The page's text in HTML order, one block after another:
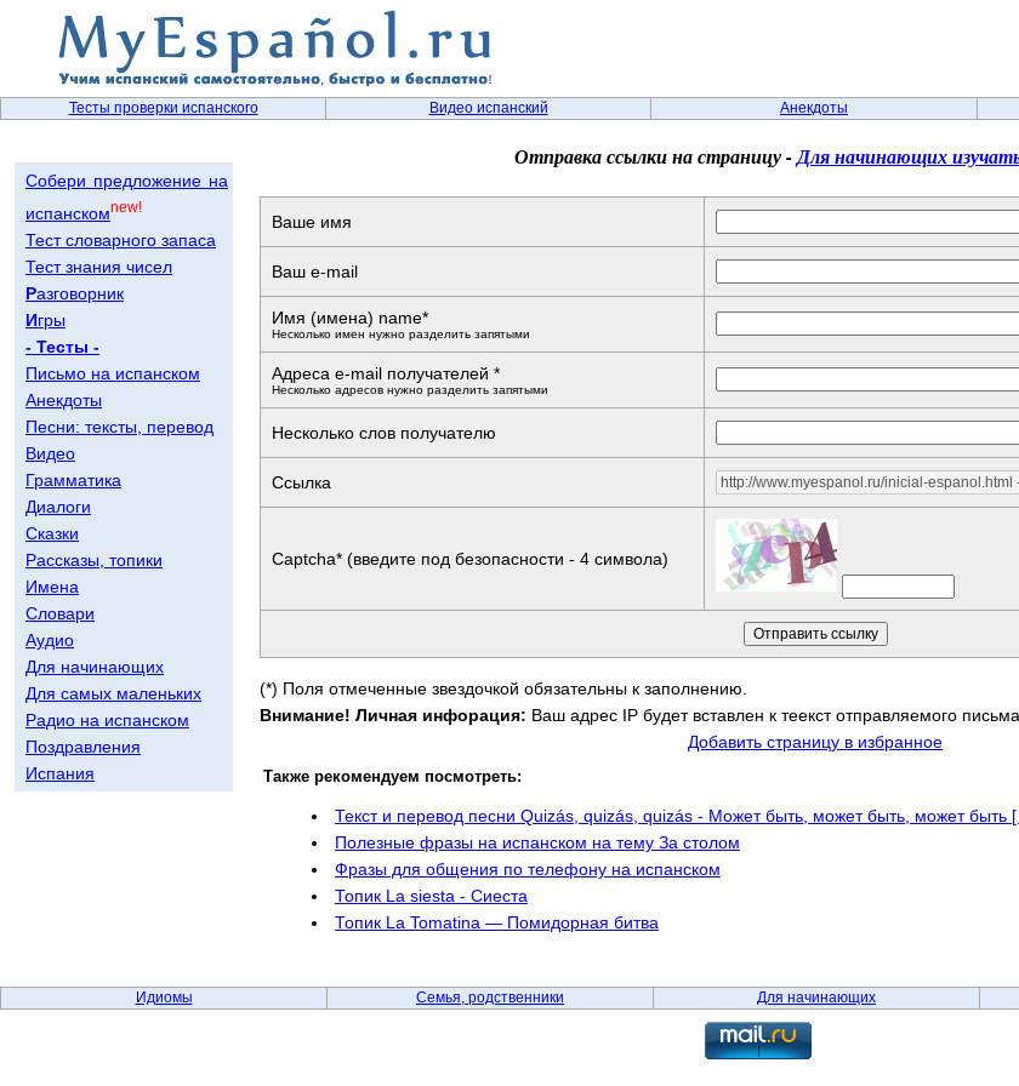
Тесты проверки испанского Видео испанский Анекдоты
Собери предложение на
испанскомnew!
Тест словарного запаса
Тест знания чисел
Разговорник
Игры
- Тесты -
Письмо на испанском
Анекдоты
Песни: тексты, перевод
Видео
Грамматика
Диалоги
Сказки
Рассказы, топики
Имена
Словари
Аудио
Для начинающих
Для самых маленьких
Радио на испанском
Поздравления
Испания
Отправка ссылки на страницу -Для начинающих
Ваше имя
Ваш e-mail
Имя (имена) name*
Несколько имен нужно разделить запятыми
Адреса e-mail получателей *
Несколько адресов нужно разделить запятыми
Несколько слов получателю
Ссылка
Captcha* (введите под безопасности - 4 символа)
(*) Поля отмеченные звездочкой обязательны к заполнению.
Внимание! Личная инфорация: Ваш адрес IP будет вставлен к теекст отправляемого
Добавить страницу в избранное
Также рекомендуем посмотреть:
Текст и перевод песни Quizás, quizás, quizás - Может быть, может быть, может быть
Полезные фразы на испанском на тему За столом
Фразы для общения по телефону на испанском
Топик La siesta - Сиеста
Топик La Tomatina — Помидорная битва
Идиомы Семья, родственники Для начинающих